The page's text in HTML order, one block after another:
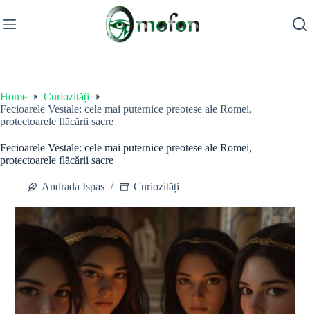
to
content
Home
Curiozități
Fecioarele Vestale: cele mai puternice preotese ale Romei,
protectoarele flăcării sacre
Fecioarele Vestale: cele mai puternice preotese ale Romei,
protectoarele flăcării sacre
Andrada Ispas Curiozități